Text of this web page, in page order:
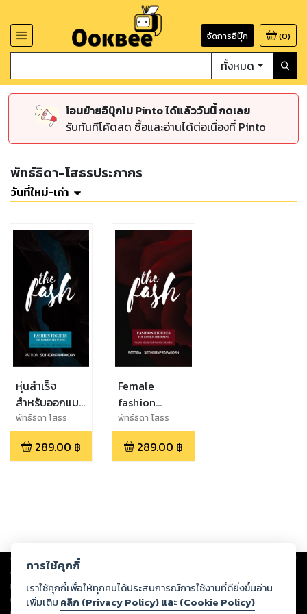
จัดการอีบุ๊ก (0)
ทั้งหมด
โอนย้ายอีบุ๊กไป Pinto ได้แล้ววันนี้ กดเลย
รับทันทีโค้ดลด ซื้อและอ่านได้ต่อเนื่องที่ Pinto
พัทธ์ธิดา-โสธรประภากร
วันที่ใหม่-เก่า
หุ่นสำเร็จ
สำหรับออกแบบ
ธุกิจแฟชั่น :
Male fashion
figures
พัทธ์ธิดา โสธร
ประภากร
289.00 ฿
Female
fashion
figures : หุ่น
สำเร็จรูปสำหรับ
ออกแบบแฟชั่น
พัทธ์ธิดา โสธร
ประภากร
289.00 ฿
Copyright © 2026
ต่อผลงานหรือเนื้อหาใดที่อัปโหลดผ่านเว็บไซต์และปรากฏว่าละเมิดสิทธิใน
ทรัพย์สินทางปัญญาของบุคคลอื่นหรือขัดต่อกฎหมายและศีลธรรม ดังนั้น ผู้อ่าน
ทุกท่านโปรดใช้วิจารณญาณในการกลั่นกรองด้วยตนเอง และหากท่านพบว่าส่วน
การใช้คุกกี้
เราใช้คุกกี้เพื่อให้ทุกคนได้ประสบการณ์การใช้งานที่ดียิ่งขึ้นอ่าน
เพิ่มเติม คลิก (Privacy Policy) และ (Cookie Policy)